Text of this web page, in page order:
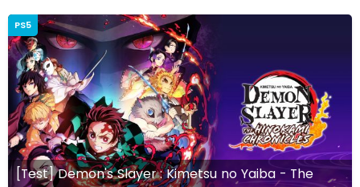
PS5
[Test] Demon's Slayer : Kimetsu no Yaiba - The